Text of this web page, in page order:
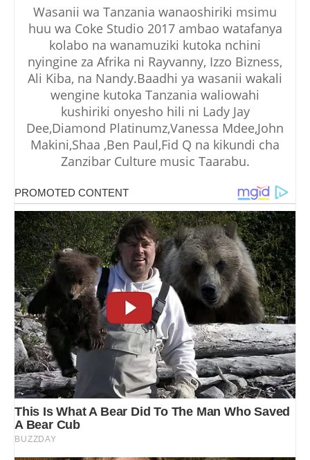
Wasanii wa Tanzania wanaoshiriki msimu
huu wa Coke Studio 2017 ambao watafanya
kolabo na wanamuziki kutoka nchini
nyingine za Afrika ni Rayvanny, Izzo Bizness,
Ali Kiba, na Nandy.Baadhi ya wasanii wakali
wengine kutoka Tanzania waliowahi
kushiriki onyesho hili ni Lady Jay
Dee,Diamond Platinumz,Vanessa Mdee,John
Makini,Shaa ,Ben Paul,Fid Q na kikundi cha
Zanzibar Culture music Taarabu.